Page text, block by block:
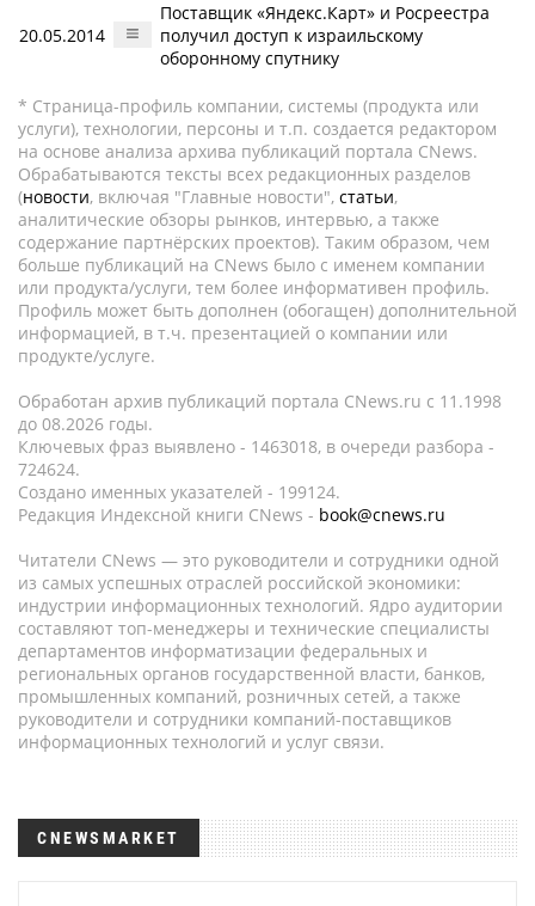
20.05.2014
Поставщик «Яндекс.Карт» и Росреестра
получил доступ к израильскому
оборонному спутнику
* Страница-профиль компании, системы (продукта или
услуги), технологии, персоны и т.п. создается редактором
на основе анализа архива публикаций портала CNews.
Обрабатываются тексты всех редакционных разделов
(новости, включая "Главные новости", статьи,
аналитические обзоры рынков, интервью, а также
содержание партнёрских проектов). Таким образом, чем
больше публикаций на CNews было с именем компании
или продукта/услуги, тем более информативен профиль.
Профиль может быть дополнен (обогащен) дополнительной
информацией, в т.ч. презентацией о компании или
продукте/услуге.
Обработан архив публикаций портала CNews.ru c 11.1998
до 08.2026 годы.
Ключевых фраз выявлено - 1463018, в очереди разбора -
724624.
Создано именных указателей - 199124.
Редакция Индексной книги CNews - book@cnews.ru
Читатели CNews — это руководители и сотрудники одной
из самых успешных отраслей российской экономики:
индустрии информационных технологий. Ядро аудитории
составляют топ-менеджеры и технические специалисты
департаментов информатизации федеральных и
региональных органов государственной власти, банков,
промышленных компаний, розничных сетей, а также
руководители и сотрудники компаний-поставщиков
информационных технологий и услуг связи.
CNEWSMARKET